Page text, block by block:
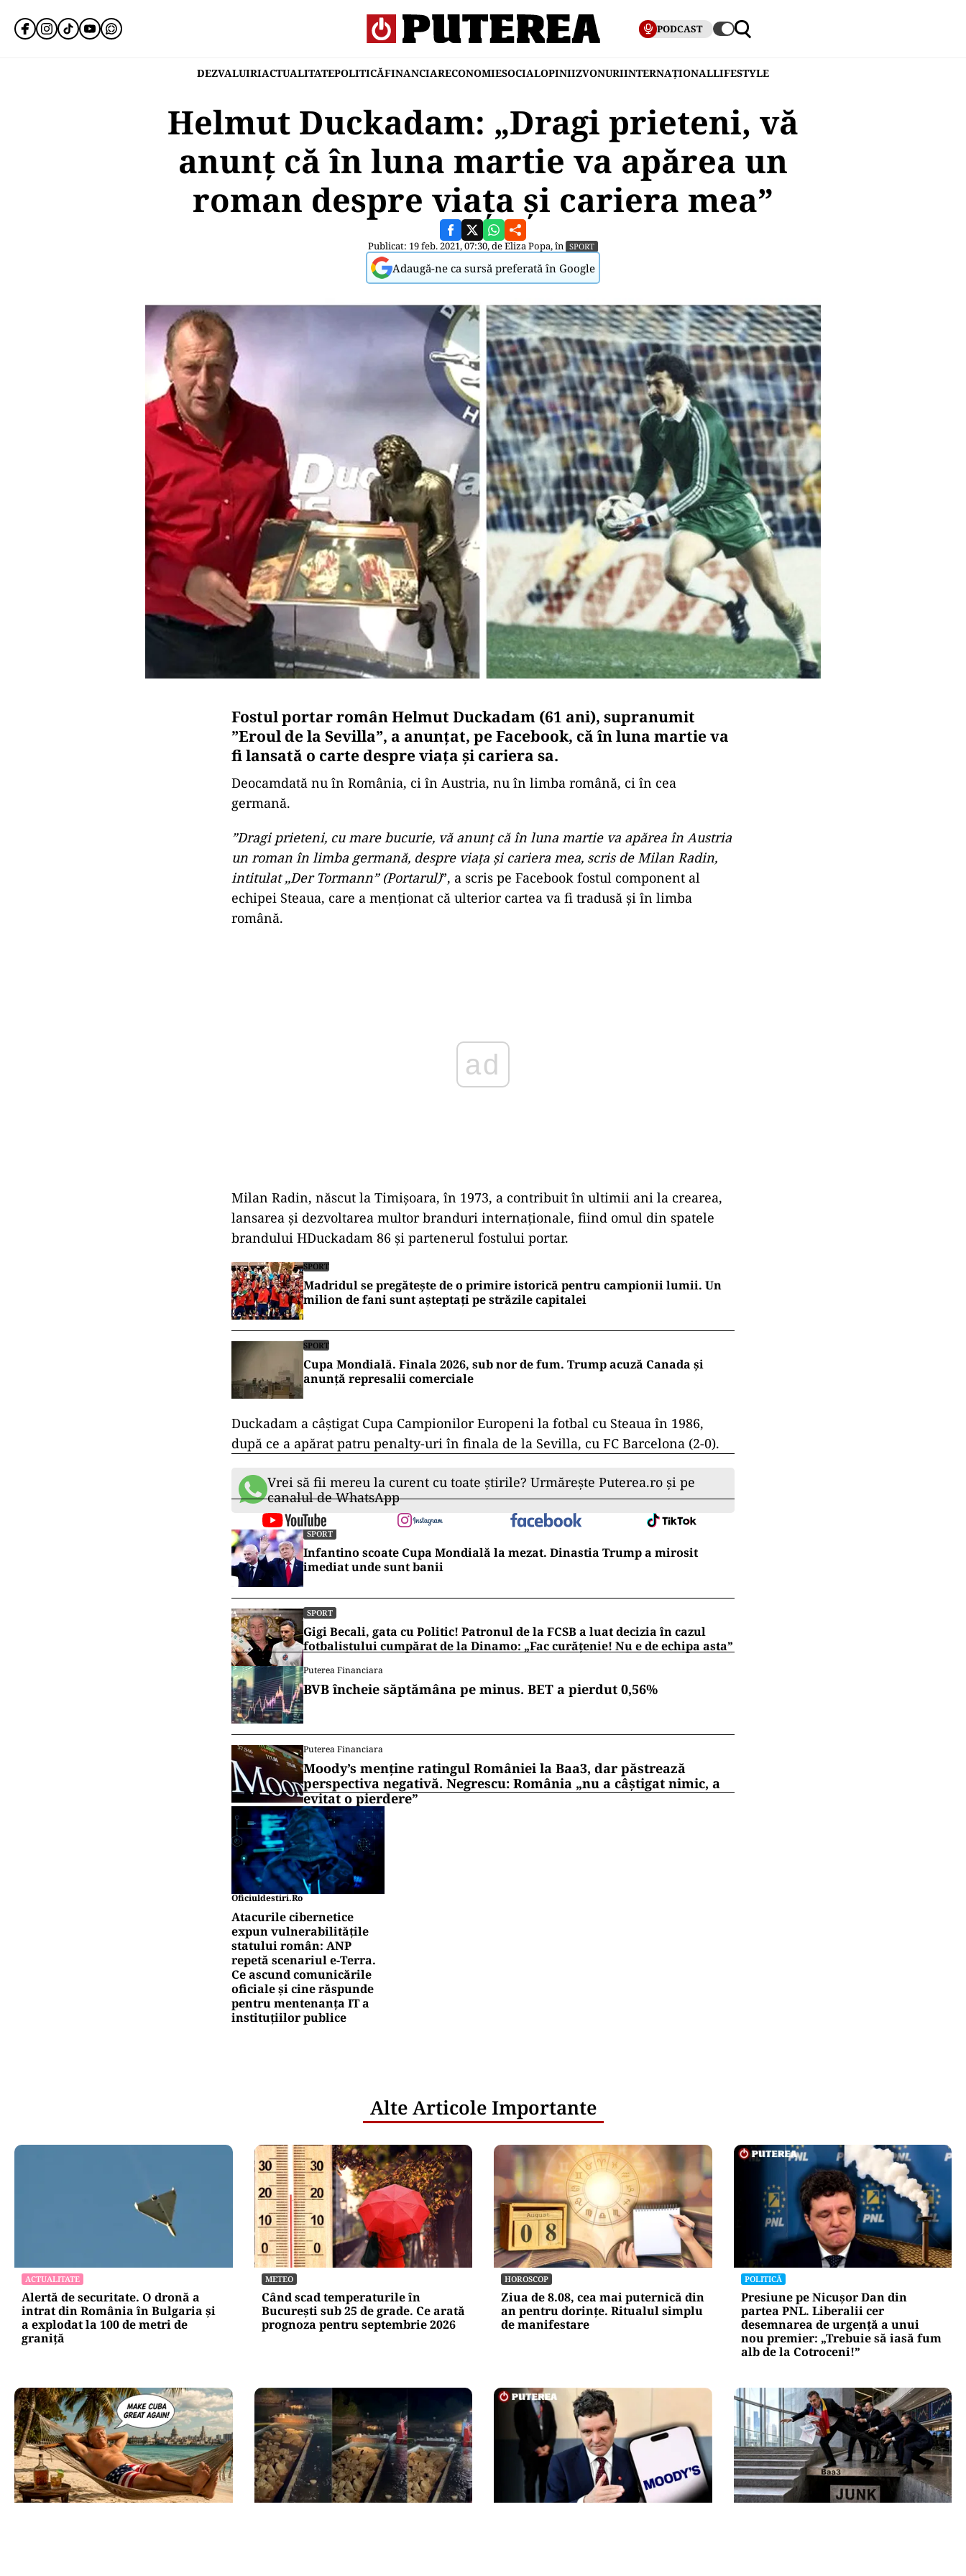
PODCAST
DEZVALUIRIACTUALITATEPOLITICĂFINANCIARECONOMIESOCIALOPINIIZVONURIINTERNAȚIONALLIFESTYLE
Helmut Duckadam: „Dragi prieteni, vă
anunţ că în luna martie va apărea un
roman despre viaţa şi cariera mea”
Publicat: 19 feb. 2021, 07:30, deEliza Popa, în SPORT
Adaugă-ne ca sursă preferată în Google
Fostul portar român Helmut Duckadam (61 ani), supranumit
”Eroul de la Sevilla”, a anunţat, pe Facebook, că în luna martie va
fi lansată o carte despre viaţa şi cariera sa.
Deocamdată nu în România, ci în Austria, nu în limba română, ci în cea
germană.
”Dragi prieteni, cu mare bucurie, vă anunţ că în luna martie va apărea în Austria
un roman în limba germană, despre viaţa şi cariera mea, scris de Milan Radin,
intitulat ,,Der Tormann” (Portarul)”, a scris pe Facebook fostul component al
echipei Steaua, care a menţionat că ulterior cartea va fi tradusă şi în limba
română.
Milan Radin, născut la Timişoara, în 1973, a contribuit în ultimii ani la crearea,
lansarea şi dezvoltarea multor branduri internaţionale, fiind omul din spatele
brandului HDuckadam 86 şi partenerul fostului portar.
SPORT
Madridul se pregătește de o primire istorică pentru campionii lumii. Un
milion de fani sunt așteptați pe străzile capitalei
SPORT
Cupa Mondială. Finala 2026, sub nor de fum. Trump acuză Canada și
anunță represalii comerciale
Duckadam a câştigat Cupa Campionilor Europeni la fotbal cu Steaua în 1986,
după ce a apărat patru penalty-uri în finala de la Sevilla, cu FC Barcelona (2-0).
Vrei să fii mereu la curent cu toate știrile? Urmărește Puterea.ro și pe
canalul de WhatsApp
SPORT
Infantino scoate Cupa Mondială la mezat. Dinastia Trump a mirosit
imediat unde sunt banii
SPORT
Gigi Becali, gata cu Politic! Patronul de la FCSB a luat decizia în cazul
fotbalistului cumpărat de la Dinamo: „Fac curățenie! Nu e de echipa asta”
Puterea Financiara
BVB încheie săptămâna pe minus. BET a pierdut 0,56%
Puterea Financiara
Moody’s menține ratingul României la Baa3, dar păstrează
perspectiva negativă. Negrescu: România „nu a câștigat nimic, a
evitat o pierdere”
Oficiuldestiri.ro
Atacurile cibernetice
expun vulnerabilitățile
statului român: ANP
repetă scenariul e‑Terra.
Ce ascund comunicările
oficiale și cine răspunde
pentru mentenanța IT a
instituțiilor publice
Alte Articole Importante
ACTUALITATE
Alertă de securitate. O dronă a
intrat din România în Bulgaria şi
a explodat la 100 de metri de
graniţă
METEO
Când scad temperaturile în
București sub 25 de grade. Ce arată
prognoza pentru septembrie 2026
HOROSCOP
Ziua de 8.08, cea mai puternică din
an pentru dorințe. Ritualul simplu
de manifestare
POLITICĂ
Presiune pe Nicușor Dan din
partea PNL. Liberalii cer
desemnarea de urgență a unui
nou premier: „Trebuie să iasă fum
alb de la Cotroceni!”